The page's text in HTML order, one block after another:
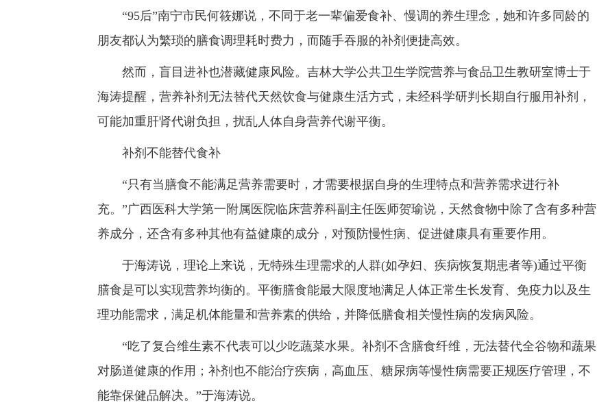
“95后”南宁市民何筱娜说，不同于老一辈偏爱食补、慢调的养生理念，她和许多同龄的
朋友都认为繁琐的膳食调理耗时费力，而随手吞服的补剂便捷高效。
然而，盲目进补也潜藏健康风险。吉林大学公共卫生学院营养与食品卫生教研室博士于
海涛提醒，营养补剂无法替代天然饮食与健康生活方式，未经科学研判长期自行服用补剂，
可能加重肝肾代谢负担，扰乱人体自身营养代谢平衡。
补剂不能替代食补
“只有当膳食不能满足营养需要时，才需要根据自身的生理特点和营养需求进行补
充。”广西医科大学第一附属医院临床营养科副主任医师贺瑜说，天然食物中除了含有多种营
养成分，还含有多种其他有益健康的成分，对预防慢性病、促进健康具有重要作用。
于海涛说，理论上来说，无特殊生理需求的人群(如孕妇、疾病恢复期患者等)通过平衡
膳食是可以实现营养均衡的。平衡膳食能最大限度地满足人体正常生长发育、免疫力以及生
理功能需求，满足机体能量和营养素的供给，并降低膳食相关慢性病的发病风险。
“吃了复合维生素不代表可以少吃蔬菜水果。补剂不含膳食纤维，无法替代全谷物和蔬果
对肠道健康的作用；补剂也不能治疗疾病，高血压、糖尿病等慢性病需要正规医疗管理，不
能靠保健品解决。”于海涛说。